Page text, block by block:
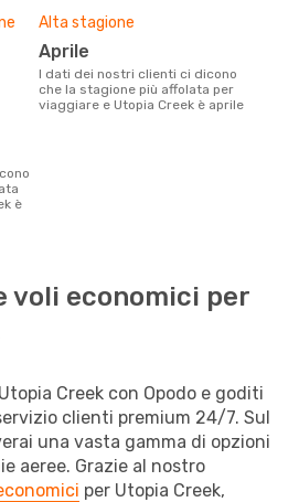
Alta stagione
aprile
I dati dei nostri clienti ci dicono
che la stagione più affolata per
viaggiare e Utopia Creek è aprile
è
voli economici per
Creek con Opodo e goditi
clienti premium 24/7. Sul
una vasta gamma di opzioni
aeree. Grazie al nostro
per Utopia Creek,